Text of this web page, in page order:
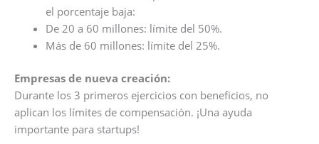
el porcentaje baja:
De 20 a 60 millones: límite del 50%.
Más de 60 millones: límite del 25%.
Empresas de nueva creación:
Durante los 3 primeros ejercicios con beneficios, no
aplican los límites de compensación. ¡Una ayuda
importante para startups!